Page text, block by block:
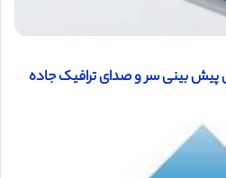
پیش بینی سر و صدای ترافیک جاده